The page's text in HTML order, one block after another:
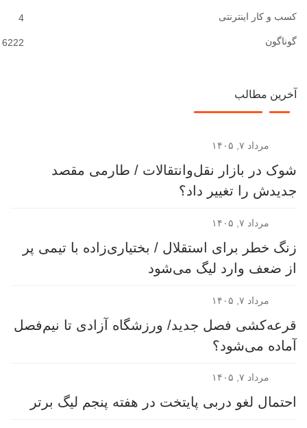
4 کسب و کار اینترنتی
6222 گوناگون
آخرین مطالب
مرداد ۷, ۱۴۰۵
شوک در بازار نقل‌وانتقالات / طارمی مقصد
جدیدش را تغییر داد؟
مرداد ۷, ۱۴۰۵
زنگ خطر برای استقلال / بختیاری‌زاده با تیمی پر
از ضعف وارد لیگ می‌شود
مرداد ۷, ۱۴۰۵
قرعه‎‌کشی فصل جدید/ ورزشگاه آزادی تا نیم‌فصل
آماده می‌شود؟
مرداد ۷, ۱۴۰۵
احتمال لغو دربی پایتخت در هفته پنجم لیگ برتر